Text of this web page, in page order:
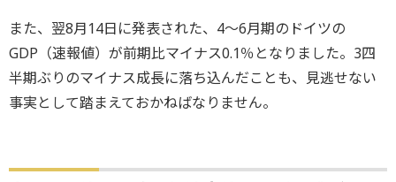
また、翌8月14日に発表された、4～6月期のドイツの
GDP（速報値）が前期比マイナス0.1％となりました。3四
半期ぶりのマイナス成長に落ち込んだことも、見逃せない
事実として踏まえておかねばなりません。